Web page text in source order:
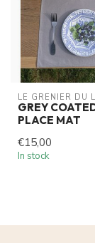
LE GRENIER DU
GREY
PLACE MAT
€15,00
In stock